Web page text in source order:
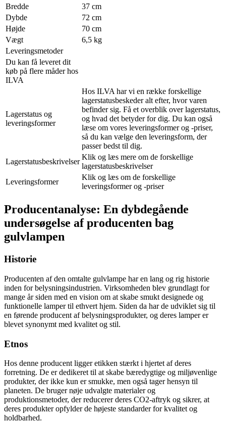
Bredde
37 cm
Dybde
72 cm
Højde
70 cm
Vægt
6,5 kg
Leveringsmetoder
Du kan få leveret dit
køb på flere måder hos
ILVA
Lagerstatus og
leveringsformer
Hos ILVA har vi en række forskellige
lagerstatusbeskeder alt efter, hvor varen
befinder sig. Få et overblik over lagerstatus,
og hvad det betyder for dig. Du kan også
læse om vores leveringsformer og -priser,
så du kan vælge den leveringsform, der
passer bedst til dig.
Lagerstatusbeskrivelser
Klik og læs mere om de forskellige
lagerstatusbeskrivelser
Leveringsformer
Klik og læs om de forskellige
leveringsformer og -priser
Producentanalyse: En dybdegående
undersøgelse af producenten bag
gulvlampen
Historie
Producenten af den omtalte gulvlampe har en lang og rig historie
inden for belysningsindustrien. Virksomheden blev grundlagt for
mange år siden med en vision om at skabe smukt designede og
funktionelle lamper til ethvert hjem. Siden da har de udviklet sig til
en førende producent af belysningsprodukter, og deres lamper er
blevet synonymt med kvalitet og stil.
Etnos
Hos denne producent ligger etikken stærkt i hjertet af deres
forretning. De er dedikeret til at skabe bæredygtige og miljøvenlige
produkter, der ikke kun er smukke, men også tager hensyn til
planeten. De bruger nøje udvalgte materialer og
produktionsmetoder, der reducerer deres CO2-aftryk og sikrer, at
deres produkter opfylder de højeste standarder for kvalitet og
holdbarhed.